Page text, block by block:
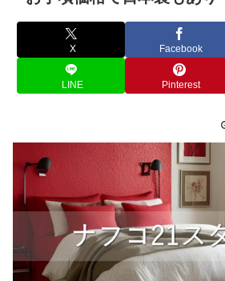
X Facebook
LINE Pinterest